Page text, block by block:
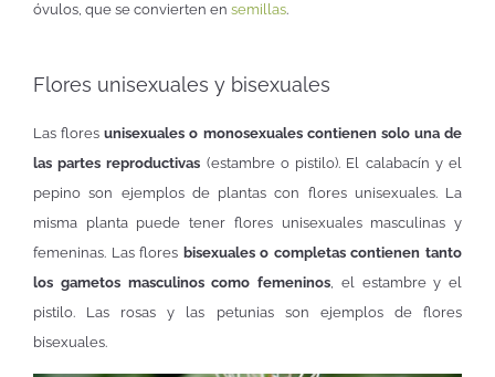
óvulos, que se convierten en semillas.
Flores unisexuales y bisexuales
Las floresunisexuales o monosexuales contienen solo una de
las partes reproductivas (estambre o pistilo). El calabacín y el
pepino son ejemplos de plantas con flores unisexuales. La
misma planta puede tener flores unisexuales masculinas y
femeninas. Las flores bisexuales o completas contienen tanto
los gametos masculinos como femeninos, el estambre y el
pistilo. Las rosas y las petunias son ejemplos de flores
bisexuales.